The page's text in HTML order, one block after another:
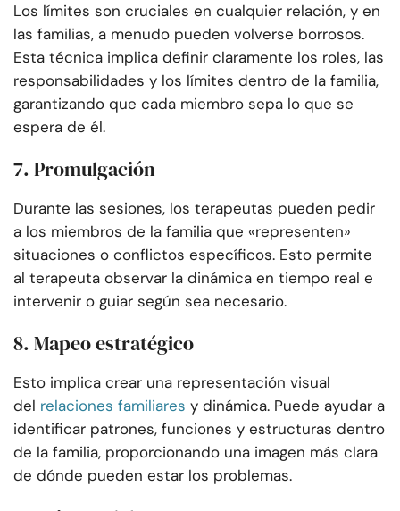
Los límites son cruciales en cualquier relación, y en
las familias, a menudo pueden volverse borrosos.
Esta técnica implica definir claramente los roles, las
responsabilidades y los límites dentro de la familia,
garantizando que cada miembro sepa lo que se
espera de él.
7. Promulgación
Durante las sesiones, los terapeutas pueden pedir
a los miembros de la familia que «representen»
situaciones o conflictos específicos. Esto permite
al terapeuta observar la dinámica en tiempo real e
intervenir o guiar según sea necesario.
8. Mapeo estratégico
Esto implica crear una representación visual
del relaciones familiares y dinámica. Puede ayudar a
identificar patrones, funciones y estructuras dentro
de la familia, proporcionando una imagen más clara
de dónde pueden estar los problemas.